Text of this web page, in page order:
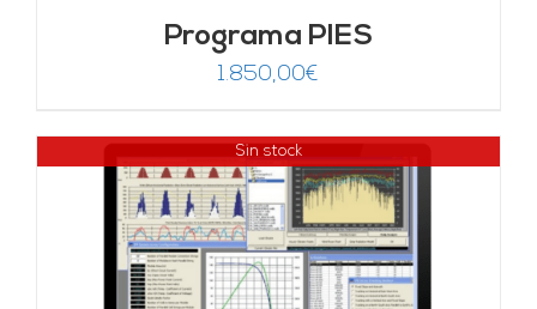
Programa PIES
1.850,00€
Sin stock